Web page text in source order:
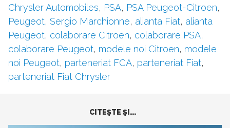
Chrysler Automobiles, PSA, PSA Peugeot-Citroen,
Peugeot, Sergio Marchionne, alianta Fiat, alianta
Peugeot, colaborare Citroen, colaborare PSA,
colaborare Peugeot, modele noi Citroen, modele
noi Peugeot, parteneriat FCA, parteneriat Fiat,
parteneriat Fiat Chrysler
CITEŞTE ŞI...